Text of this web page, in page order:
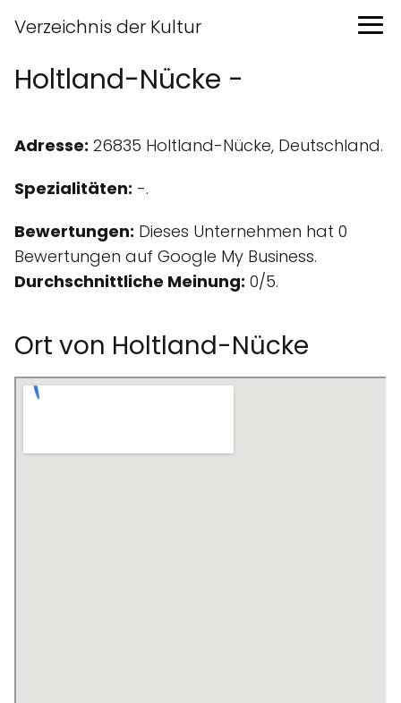
Verzeichnis der Kultur
Holtland-Nücke -
Adresse: 26835 Holtland-Nücke, Deutschland.
Spezialitäten: -.
Bewertungen: Dieses Unternehmen hat 0
Bewertungen auf Google My Business.
Durchschnittliche Meinung: 0/5.
Ort von Holtland-Nücke